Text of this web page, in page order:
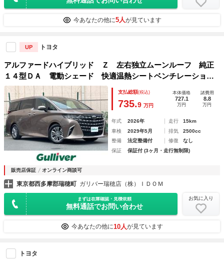
今あなたの他に5人が見ています
UP トヨタ
アルファードハイブリッド Ｚ 左右独立ムーンルーフ 純正
１４型ＤＡ 電動シェード 快適温熱シートベンチレーショ
ン ステアリングヒーター ユニバーサルステップ パノラミ
ックビューモニター デジタルインナーミラー ワイヤレス充
電
支払総額(税込)
735.9 万円
本体価格
727.1
万円
諸費用
8.8
万円
年式 2026年 走行
15km
車検
2029年5月 排気
2500cc
整備
法定整備付 修復
なし
保証
保証付 (3ヶ月・走行無制限)
販売店保証 オンライン商談可
東京都西多摩郡瑞穂町 ガリバー瑞穂店（株）ＩＤＯＭ
まずは在庫確認・見積依頼
無料通話でお問い合わせ
お気に入り
今あなたの他に10人が見ています
トヨタ